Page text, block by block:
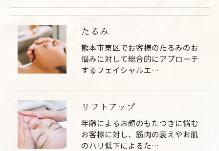
たるみ
熊本市東区でお客様のたるみのお
悩みに対して総合的にアプローチ
するフェイシャルエ…
リフトアップ
年齢によるお顔のもたつきに悩む
お客様に対し、筋肉の衰えやお肌
のハリ低下によるた…